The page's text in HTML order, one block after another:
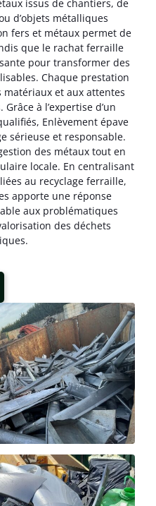
issus de chantiers, de
d’objets métalliques
fers et métaux permet de
que le rachat ferraille
pour transformer des
Chaque prestation
et aux attentes
à l’expertise d’un
Enlèvement épave
sérieuse et responsable.
des métaux tout en
locale. En centralisant
au recyclage ferraille,
apporte une réponse
aux problématiques
des déchets